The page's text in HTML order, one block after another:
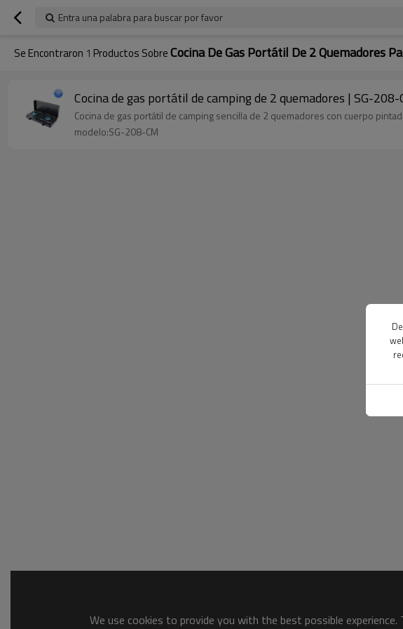
Entra una palabra para buscar por favor
Se Encontraron 1 Productos SobreCocina De Gas Portátil De 2 Quemadores
Cocina de gas portátil de camping de 2 quemadores | SG-208-
Cocina de gas portátil de camping sencilla de 2 quemadores con cuerpo
modelo:SG-208-CM
We use cookies to provide you with the best possible